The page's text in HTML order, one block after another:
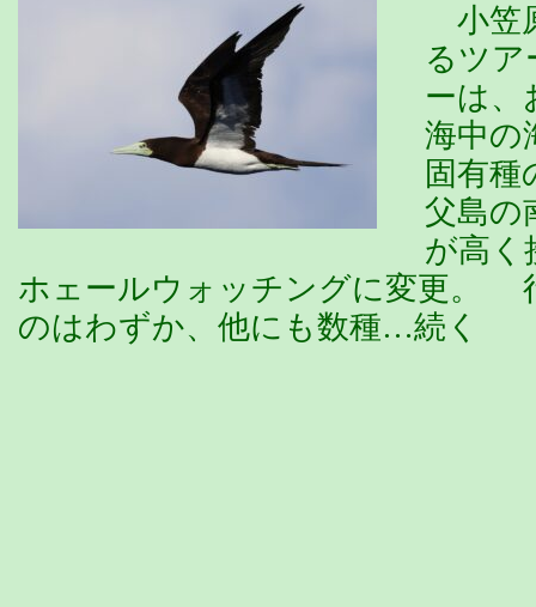
小笠
るツ
ーは、
海中の
固有種
父島の
が高く
ホェールウォッチングに変更。
のはわずか、他にも数種…続く